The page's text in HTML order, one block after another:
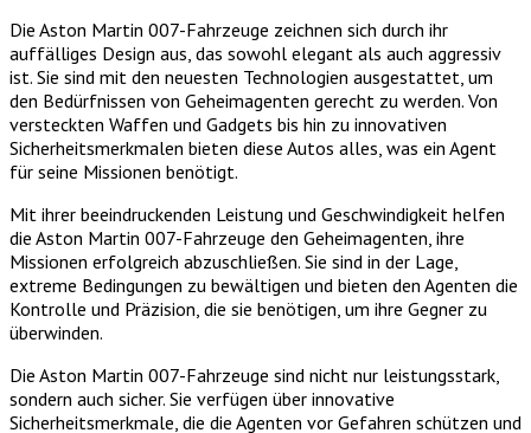
Die Aston Martin 007-Fahrzeuge zeichnen sich durch ihr
auffälliges Design aus, das sowohl elegant als auch aggressiv
ist. Sie sind mit den neuesten Technologien ausgestattet, um
den Bedürfnissen von Geheimagenten gerecht zu werden. Von
versteckten Waffen und Gadgets bis hin zu innovativen
Sicherheitsmerkmalen bieten diese Autos alles, was ein Agent
für seine Missionen benötigt.
Mit ihrer beeindruckenden Leistung und Geschwindigkeit helfen
die Aston Martin 007-Fahrzeuge den Geheimagenten, ihre
Missionen erfolgreich abzuschließen. Sie sind in der Lage,
extreme Bedingungen zu bewältigen und bieten den Agenten die
Kontrolle und Präzision, die sie benötigen, um ihre Gegner zu
überwinden.
Die Aston Martin 007-Fahrzeuge sind nicht nur leistungsstark,
sondern auch sicher. Sie verfügen über innovative
Sicherheitsmerkmale, die die Agenten vor Gefahren schützen und